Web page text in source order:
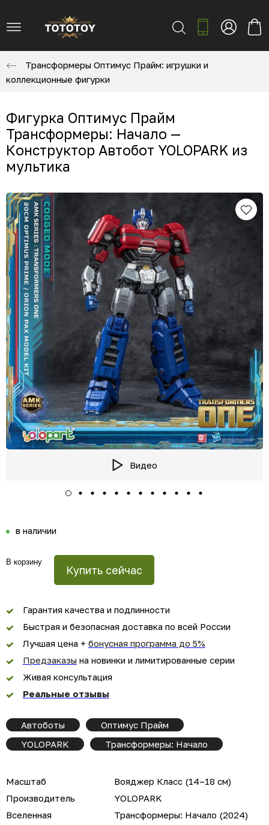
Трансформеры Оптимус Прайм: игрушки и
коллекционные фигурки
Фигурка Оптимус Прайм
Трансформеры: Начало —
Конструктор Автобот YOLOPARK из
мультика
Видео
в наличии
В корзину
Купить сейчас
Гарантия качества и подлинности
Быстрая и безопасная доставка по всей России
Лучшая цена + бонусная программа до 5%
Предзаказы на новинки и лимитированные серии
Живая консультация
Реальные отзывы
Автоботы
Оптимус Прайм
YOLOPARK
Трансформеры: Начало
Масштаб
Вояджер Класс (14–18 см)
Производитель
YOLOPARK
Вселенная
Трансформеры: Начало (2024)